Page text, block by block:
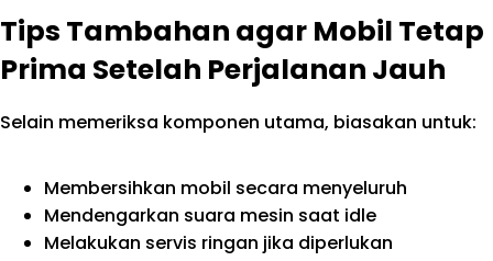
Tips Tambahan agar Mobil Tetap
Prima Setelah Perjalanan Jauh
Selain memeriksa komponen utama, biasakan untuk:
Membersihkan mobil secara menyeluruh
Mendengarkan suara mesin saat idle
Melakukan servis ringan jika diperlukan